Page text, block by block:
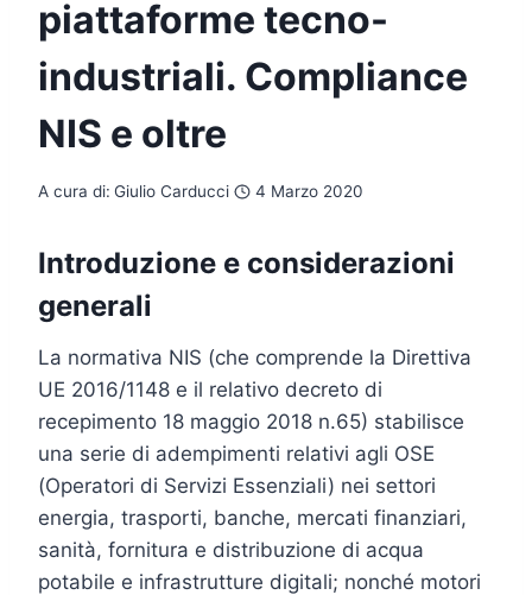
piattaforme tecno-
industriali. Compliance
NIS e oltre
A cura di: Giulio Carducci 4 Marzo 2020
Introduzione e considerazioni
generali
La normativa NIS (che comprende la Direttiva
UE 2016/1148 e il relativo decreto di
recepimento 18 maggio 2018 n.65) stabilisce
una serie di adempimenti relativi agli OSE
(Operatori di Servizi Essenziali) nei settori
energia, trasporti, banche, mercati finanziari,
sanità, fornitura e distribuzione di acqua
potabile e infrastrutture digitali; nonché motori